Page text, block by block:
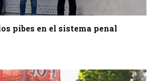
pibes en el sistema penal